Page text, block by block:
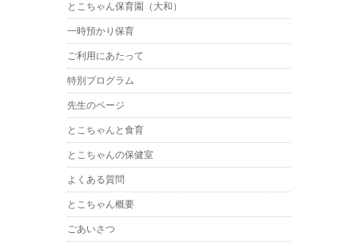
とこちゃん保育園（大和）
一時預かり保育
ご利用にあたって
特別プログラム
先生のページ
とこちゃんと食育
とこちゃんの保健室
よくある質問
とこちゃん概要
ごあいさつ